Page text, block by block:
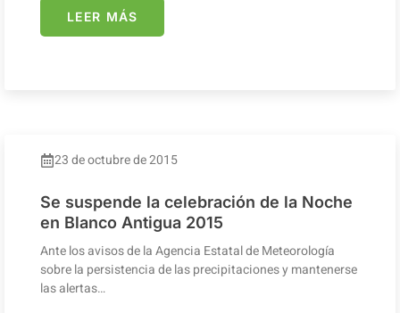
LEER MÁS
23 de octubre de 2015
Se suspende la celebración de la Noche
en Blanco Antigua 2015
Ante los avisos de la Agencia Estatal de Meteorología
sobre la persistencia de las precipitaciones y mantenerse
las alertas…